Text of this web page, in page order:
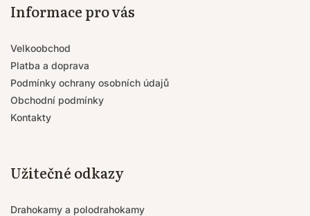
Informace pro vás
Velkoobchod
Platba a doprava
Podmínky ochrany osobních údajů
Obchodní podmínky
Kontakty
Užitečné odkazy
Drahokamy a polodrahokamy